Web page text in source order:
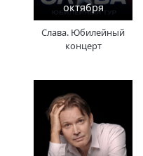
октября
Слава. Юбилейный
концерт